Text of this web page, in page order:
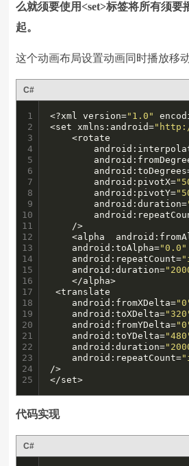
么就须要使用<set>标签将所有须要
起。
这个动画布局设置动画同时播放移
C#
1
2
3
4
5
6
7
8
9
10
11
12
13
14
15
16
17
18
19
20
21
22
23
24
25
<?xml version="1.0"
<set xmlns:android=
    <rotate
        android:pivotX=
        android:pivotY=
        android:duration=
    />
<alpha
    android:toAlpha=
"0.0"
    android:repeatCount=
    android:duration=
	</alpha>
<translate
    android:fromXDelta=
    android:toXDelta=
    android:fromYDelta=
    android:toYDelta=
    android:duration=
	android:repeatCount=
/>
</set>
代码实现
C#